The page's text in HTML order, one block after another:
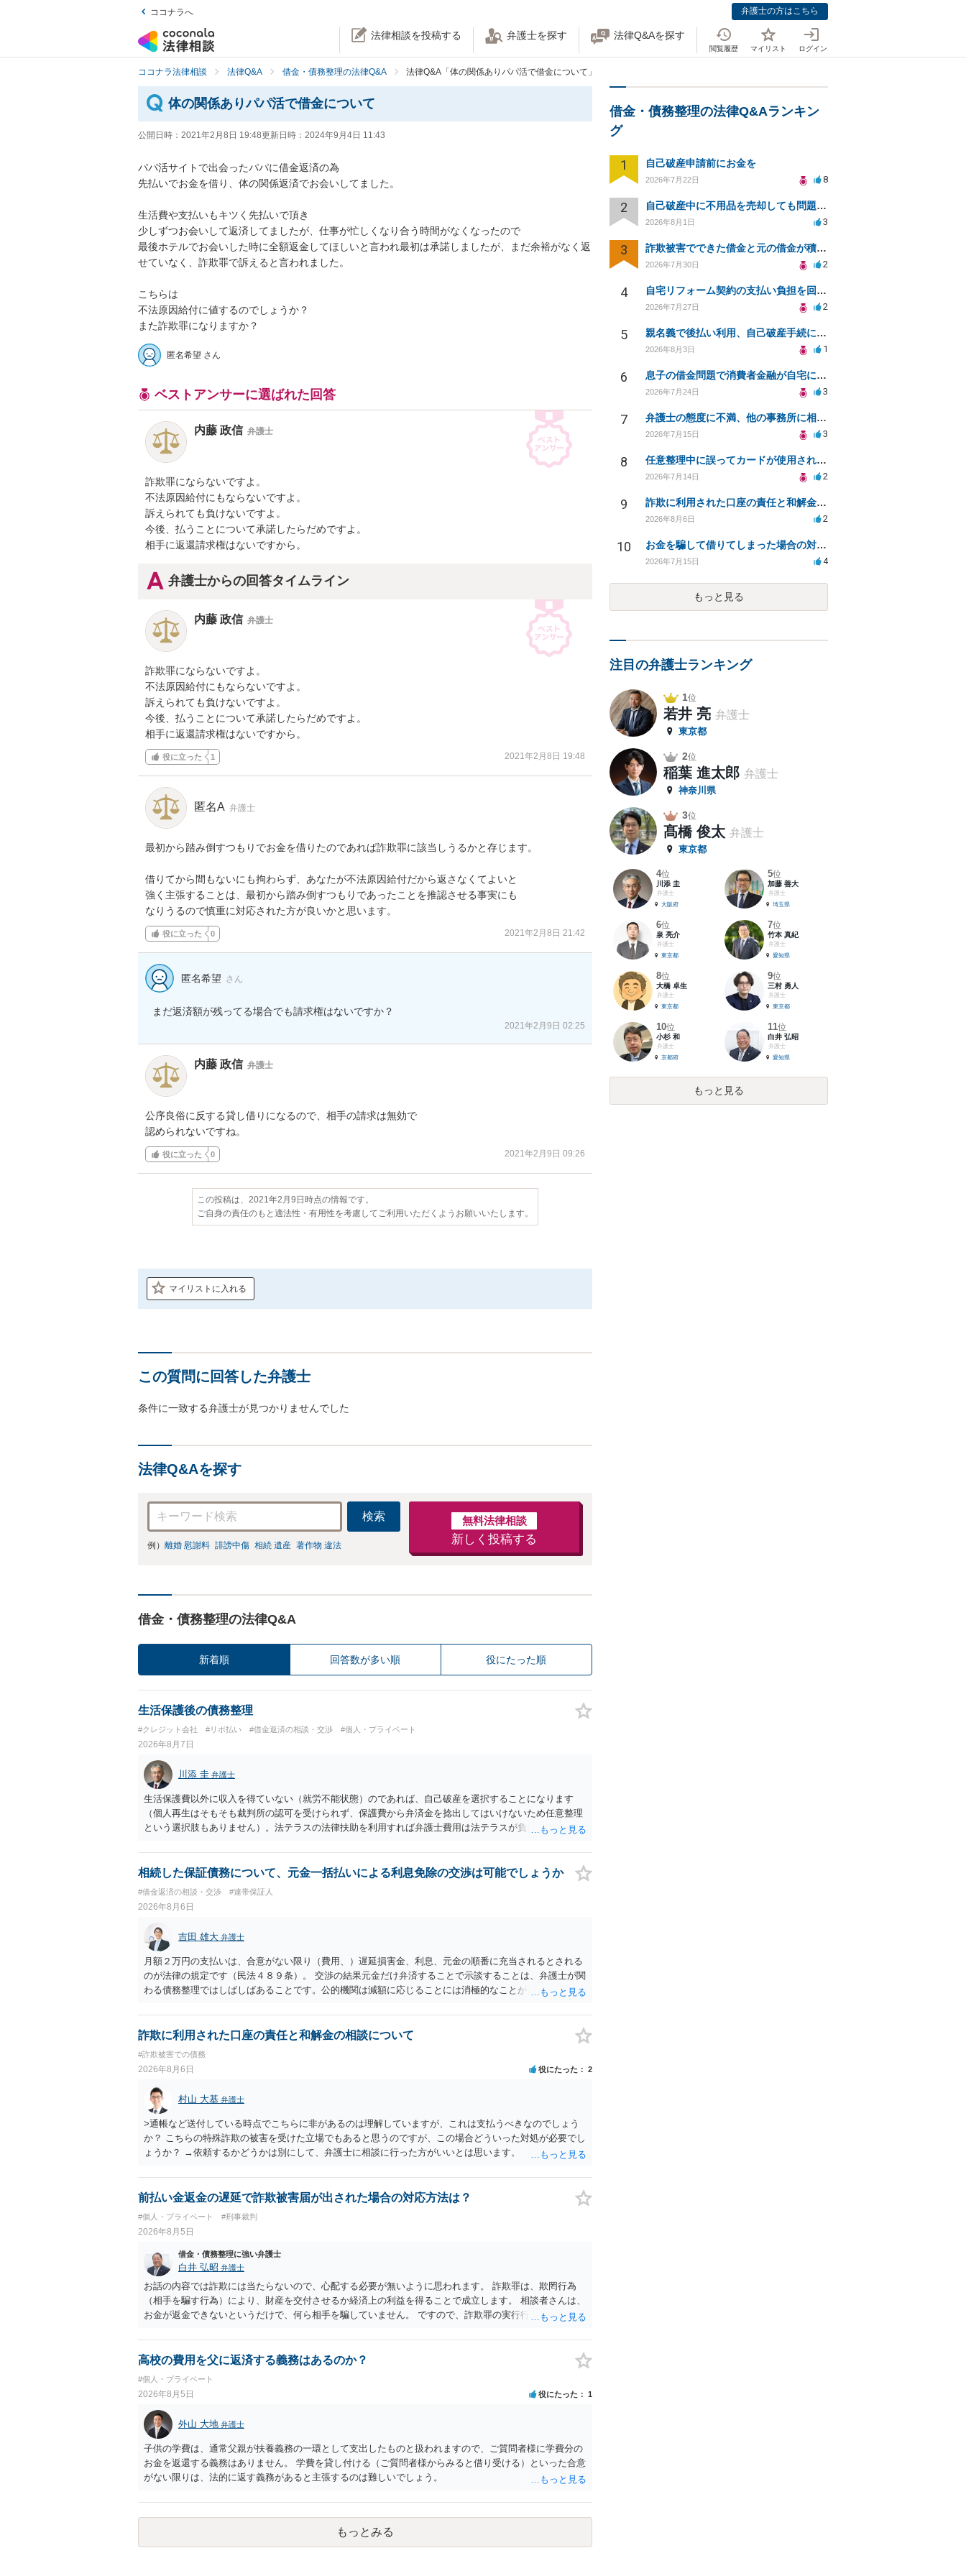
ココナラへ 弁護士の方はこちら
法律相談を投稿する 弁護士を探す 法律Q&Aを探す
閲覧履歴 マイリスト ログイン
ココナラ法律相談 法律Q&A 借金・債務整理の法律Q&A 法律Q&A「体の関係ありパパ活で借金について」
体の関係ありパパ活で借金について
公開日時： 2021年2月8日 19:48更新日時： 2024年9月4日 11:43
パパ活サイトで出会ったパパに借金返済の為
先払いでお金を借り、体の関係返済でお会いしてました。
生活費や支払いもキツく先払いで頂き
少しずつお会いして返済してましたが、仕事が忙しくなり合う時間がなくなったので
最後ホテルでお会いした時に全額返金してほしいと言われ最初は承諾しましたが、まだ余裕がなく返
せていなく、詐欺罪で訴えると言われました。
こちらは
不法原因給付に値するのでしょうか？
また詐欺罪になりますか？
匿名希望 さん
ベストアンサーに選ばれた回答
内藤 政信 弁護士
詐欺罪にならないですよ。
不法原因給付にもならないですよ。
訴えられても負けないですよ。
今後、払うことについて承諾したらだめですよ。
相手に返還請求権はないですから。
弁護士からの回答タイムライン
内藤 政信 弁護士
詐欺罪にならないですよ。
不法原因給付にもならないですよ。
訴えられても負けないですよ。
今後、払うことについて承諾したらだめですよ。
相手に返還請求権はないですから。
役に立った 1 2021年2月8日 19:48
匿名A 弁護士
最初から踏み倒すつもりでお金を借りたのであれば詐欺罪に該当しうるかと存じます。
借りてから間もないにも拘わらず、あなたが不法原因給付だから返さなくてよいと
強く主張することは、最初から踏み倒すつもりであったことを推認させる事実にも
なりうるので慎重に対応された方が良いかと思います。
役に立った 0 2021年2月8日 21:42
匿名希望 さん
まだ返済額が残ってる場合でも請求権はないですか？
2021年2月9日 02:25
内藤 政信 弁護士
公序良俗に反する貸し借りになるので、相手の請求は無効で
認められないですね。
役に立った 0 2021年2月9日 09:26
この投稿は、2021年2月9日時点の情報です。
ご自身の責任のもと適法性・有用性を考慮してご利用いただくようお願いいたします。
マイリストに入れる
この質問に回答した弁護士
条件に一致する弁護士が見つかりませんでした
法律Q&Aを探す
検索
例） 離婚 慰謝料 誹謗中傷 相続 遺産 著作物 違法
無料法律相談
新しく投稿する
借金・債務整理の法律Q&A
新着順 回答数が多い順 役にたった順
生活保護後の債務整理
#クレジット会社 #リボ払い #借金返済の相談・交渉 #個人・プライベート
2026年8月7日
川添 圭 弁護士
生活保護費以外に収入を得ていない（就労不能状態）のであれば、自己破産を選択することになります
（個人再生はそもそも裁判所の認可を受けられず、保護費から弁済金を捻出してはいけないため任意整理
という選択肢もありません）。法テラスの法律扶助を利用すれば弁護士費用は法テラスが負担し、裁判所
相続した保証債務について、元金一括払いによる利息免除の交渉は可能でしょうか
#借金返済の相談・交渉 #連帯保証人
2026年8月6日
吉田 雄大 弁護士
月額２万円の支払いは、合意がない限り（費用、）遅延損害金、利息、元金の順番に充当されるとされる
のが法律の規定です（民法４８９条）。 交渉の結果元金だけ弁済することで示談することは、弁護士が関
わる債務整理ではしばしばあることです。公的機関は減額に応じることには消極的なことが多いものの、
詐欺に利用された口座の責任と和解金の相談について
#詐欺被害での債務
2026年8月6日 役にたった 2
村山 大基 弁護士
>通帳など送付している時点でこちらに非があるのは理解していますが、これは支払うべきなのでしょう
か？ こちらの特殊詐欺の被害を受けた立場でもあると思うのですが、この場合どういった対処が必要でし
ょうか？ →依頼するかどうかは別にして、弁護士に相談に行った方がいいとは思います。 そもそも、
とは可能でしょうか？ →一般的には難しいです。相談者さんも１００万円の被害を受けたとして、１円も
払わないで和解したいと言われたら、 できるだけ重い刑罰を与えて欲しい、と思われるのではないでし
だ、弁護士費用かけるならその分賠償に回すことも考えられるので、 兼ね合いは考えてみましょう。
前払い金返金の遅延で詐欺被害届が出された場合の対応方法は？
#個人・プライベート #刑事裁判
2026年8月5日
借金・債務整理に強い弁護士
白井 弘昭 弁護士
お話の内容では詐欺には当たらないので、心配する必要が無いように思われます。 詐欺罪は、欺罔行為
（相手を騙す行為）により、財産を交付させるか経済上の利益を得ることで成立します。 相談者さんは、
お金が返金できないというだけで、何ら相手を騙していません。 ですので、詐欺罪の実行行為性が無く罪
を述べた場合は、捜査はあるかもしれません。 ただし、捜査において、真実を説明すれば、「ちゃんと返
しなさいよ」程度の注意で済むことだと思われます。 また、返せるお金が無いのであれば、返せないのは
高校の費用を父に返済する義務はあるのか？
#個人・プライベート
2026年8月5日 役にたった 1
外山 大地 弁護士
子供の学費は、通常父親が扶養義務の一環として支出したものと扱われますので、ご質問者様に学費分の
お金を返還する義務はありません。 学費を貸し付ける（ご質問者様からみると借り受ける）といった合意
がない限りは、法的に返す義務があると主張するのは難しいでしょう。
もっとみる
借金・債務整理の法律Q&Aランキン
グ
1 自己破産申請前にお金を
2026年7月22日 8
2 自己破産中に不用品を売却しても問題ないか？
2026年8月1日 3
3 詐欺被害でできた借金と元の借金が積み重なり返済困難
2026年7月30日 2
4 自宅リフォーム契約の支払い負担を回避する方法は？
2026年7月27日 2
5 親名義で後払い利用、自己破産手続に影響はあるか？
2026年8月3日 1
6 息子の借金問題で消費者金融が自宅にくるのをやめさせる方法はないですか？
2026年7月24日 3
7 弁護士の態度に不満、他の事務所に相談すべきか？
2026年7月15日 3
8 任意整理中に誤ってカードが使用されてしまった
2026年7月14日 2
9 詐欺に利用された口座の責任と和解金の相談について
2026年8月6日 2
10 お金を騙して借りてしまった場合の対処法と今後の対応策
2026年7月15日 4
もっと見る
注目の弁護士ランキング
1位
若井 亮 弁護士
東京都
2位
稲葉 進太郎 弁護士
神奈川県
3位
髙橋 俊太 弁護士
東京都
4位
川添 圭
弁護士
大阪府
5位
加藤 善大
弁護士
埼玉県
6位
泉 亮介
弁護士
東京都
7位
竹本 真紀
弁護士
愛知県
8位
大橋 卓生
弁護士
東京都
9位
三村 勇人
弁護士
東京都
10位
小杉 和
弁護士
京都府
11位
白井 弘昭
弁護士
愛知県
もっと見る